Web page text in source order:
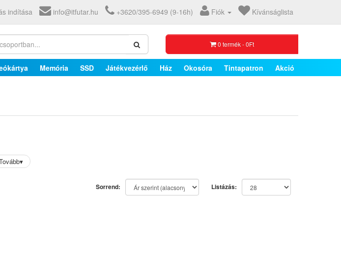
indítása info@itfutar.hu +3620/395-6949 (9-16h) Fiók Kívánságlista
0 termék - 0Ft
Memória SSD Játékvezérlő Ház Okosóra Tintapatron Akció
▾
Sorrend: Listázás: